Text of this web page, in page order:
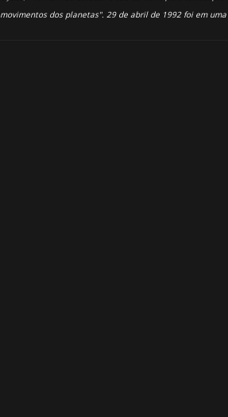
dos planetas". 29 de abril de 1992 foi em
🎂